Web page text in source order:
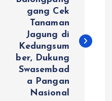
gang Cek
Tanaman
Jagung di
Kedungsum
ber, Dukung
Swasembad
a Pangan
Nasional